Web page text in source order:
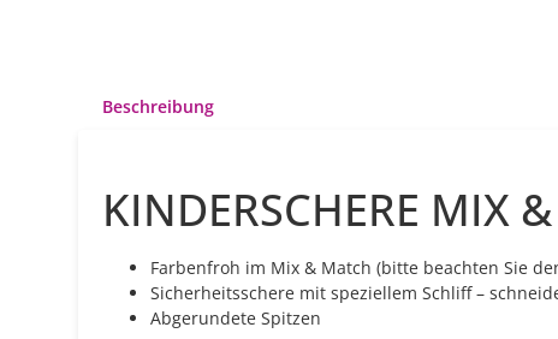
Beschreibung
KINDERSCHERE MIX
Farbenfroh im Mix & Match (bitte beachten Sie
Sicherheitsschere mit speziellem Schliff–
Abgerundete Spitzen